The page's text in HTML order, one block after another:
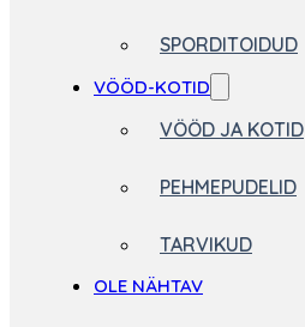
SPORDITOIDUD
VÖÖD-KOTID
VÖÖD JA KOTID
PEHMEPUDELID
TARVIKUD
OLE NÄHTAV